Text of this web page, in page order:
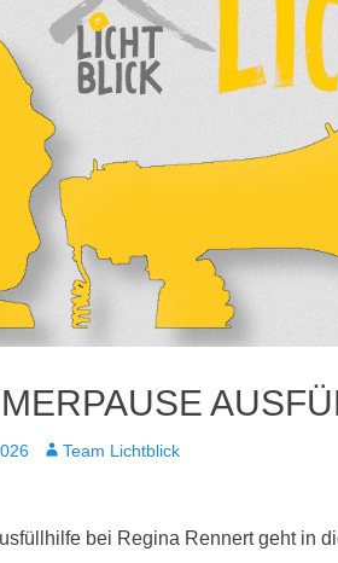
AutorTeam Lichtblick
bei Regina Rennert geht in